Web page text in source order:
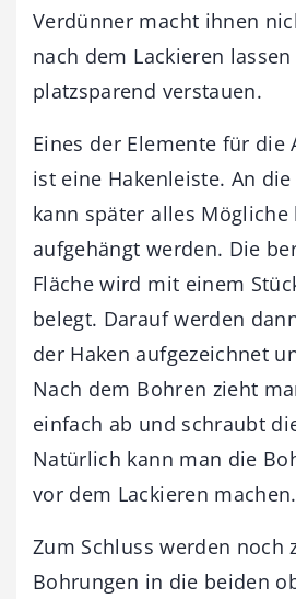
Verdünner macht ihnen
nach dem Lackieren
platzsparend verstauen.
Eines der Elemente für die
ist eine Hakenleiste. An
kann später alles
aufgehängt werden. Die
Fläche wird mit einem
belegt. Darauf werden
der Haken aufgezeichnet
Nach dem Bohren zieht
einfach ab und schraubt
Natürlich kann man die
vor dem Lackieren machen.
Zum Schluss werden noch
Bohrungen in die beiden